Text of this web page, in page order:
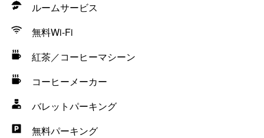
ルームサービス
無料Wi-Fi
紅茶／コーヒーマシーン
コーヒーメーカー
バレットパーキング
無料パーキング